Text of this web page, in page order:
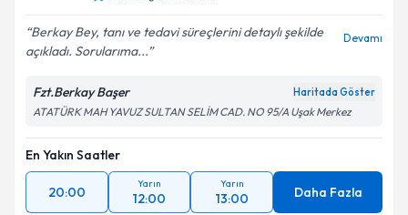
Berkay Bey, tanı ve tedavi süreçlerini detaylı şekilde
açıkladı. Sorularıma...
Devamı
Fzt.Berkay Başer Haritada Göster
ATATÜRK MAH YAVUZ SULTAN SELİM CAD. NO 95/A Uşak Merkez
En Yakın Saatler
20:00
Yarın
12:00
Yarın
13:00 Daha Fazla